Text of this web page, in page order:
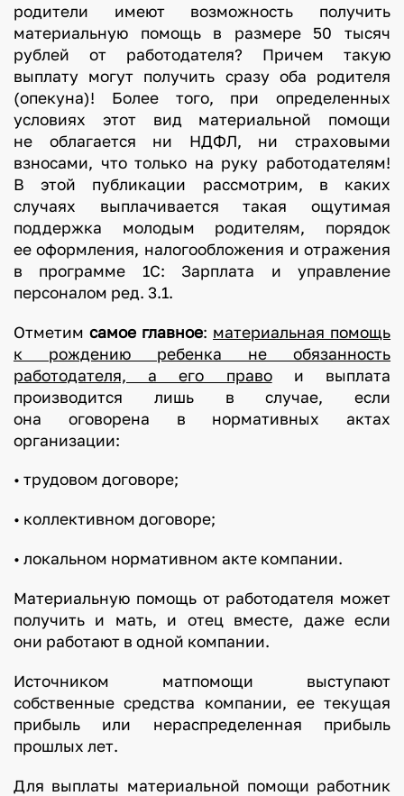
родители имеют возможность получить
материальную помощь в размере 50 тысяч
рублей от работодателя? Причем такую
выплату могут получить сразу оба родителя
(опекуна)! Более того, при определенных
условиях этот вид материальной помощи
не облагается ни НДФЛ, ни страховыми
взносами, что только на руку работодателям!
В этой публикации рассмотрим, в каких
случаях выплачивается такая ощутимая
поддержка молодым родителям, порядок
ее оформления, налогообложения и отражения
в программе 1С: Зарплата и управление
персоналом ред. 3.1.
Отметим самое главное: материальная помощь
к рождению ребенка не обязанность
работодателя, а его правои выплата
производится лишь в случае, если
она оговорена в нормативных актах
организации:
• трудовом договоре;
• коллективном договоре;
• локальном нормативном акте компании.
Материальную помощь от работодателя может
получить и мать, и отец вместе, даже если
они работают в одной компании.
Источником матпомощи выступают
собственные средства компании, ее текущая
прибыль или нераспределенная прибыль
прошлых лет.
Для выплаты материальной помощи работник